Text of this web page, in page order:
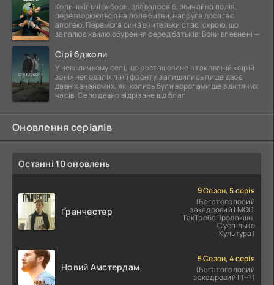
Коли шкільні вибори, здавалося б, звичайна подія,
перетворюються на поле битви, напруга досягає
апогею. Перемога сина вчительки стає іскрою, що
запалює хвилю обурення серед батьків. Вони впевнені —
Сірі бджоли
У невеличкому селі, що розташоване в так званій «сірій
зоні» неподалік лінії фронту, залишились лише двоє
давніх знайомих, які колись були ворогами ще з дитячих
часів. Село давно відрізане від благ
Оновлення серіалів
Останні 10 оновлень
Ґранчестер
9 Сезон, 5 серія
(Багатоголосий
закадровий | MGG,
ТакТребаПродакшн,
Суспільне
Культура)
Новий Амстердам
5 Сезон, 4 серія
(Багатоголосий
закадровий | 1+1)